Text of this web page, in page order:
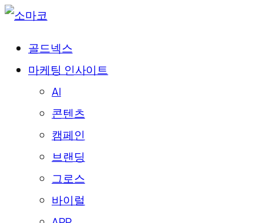
골드넥스
마케팅 인사이트
AI
콘텐츠
캠페인
브랜딩
그로스
바이럴